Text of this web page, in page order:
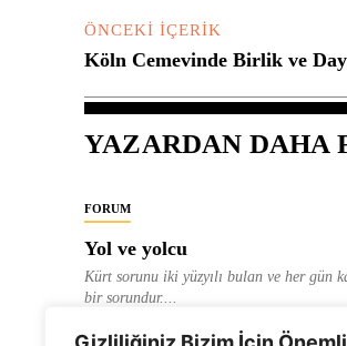
ÖNCEKI İÇERIK
Köln Cemevinde Birlik ve
YAZARDAN DAHA
FORUM
Yol ve yolcu
Kürt sorunu iki yüzyılı bulan ve her gün
bir sorundur....